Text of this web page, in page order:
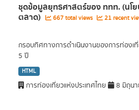
ชุดข้อมูลยุทธศาสตร์ของ ททท. (นโย
ตลาด) 667 total views 21 recent
กรอบทิศทางการดำเนินงานของการท่องเที่
5 ปี
HTML
การท่องเที่ยวแห่งประเทศไทย 8 มิถุน